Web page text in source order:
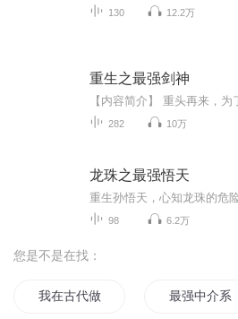
130 12.2万
重生之最强剑神
282 10万
龙珠之最强悟天
98 6.2万
您是不是在找：
我在古代做婚介 最强中介系统